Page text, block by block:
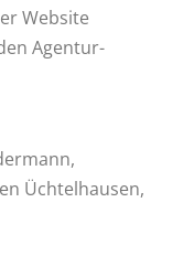
Website
Agentur-
Üchtelhausen,